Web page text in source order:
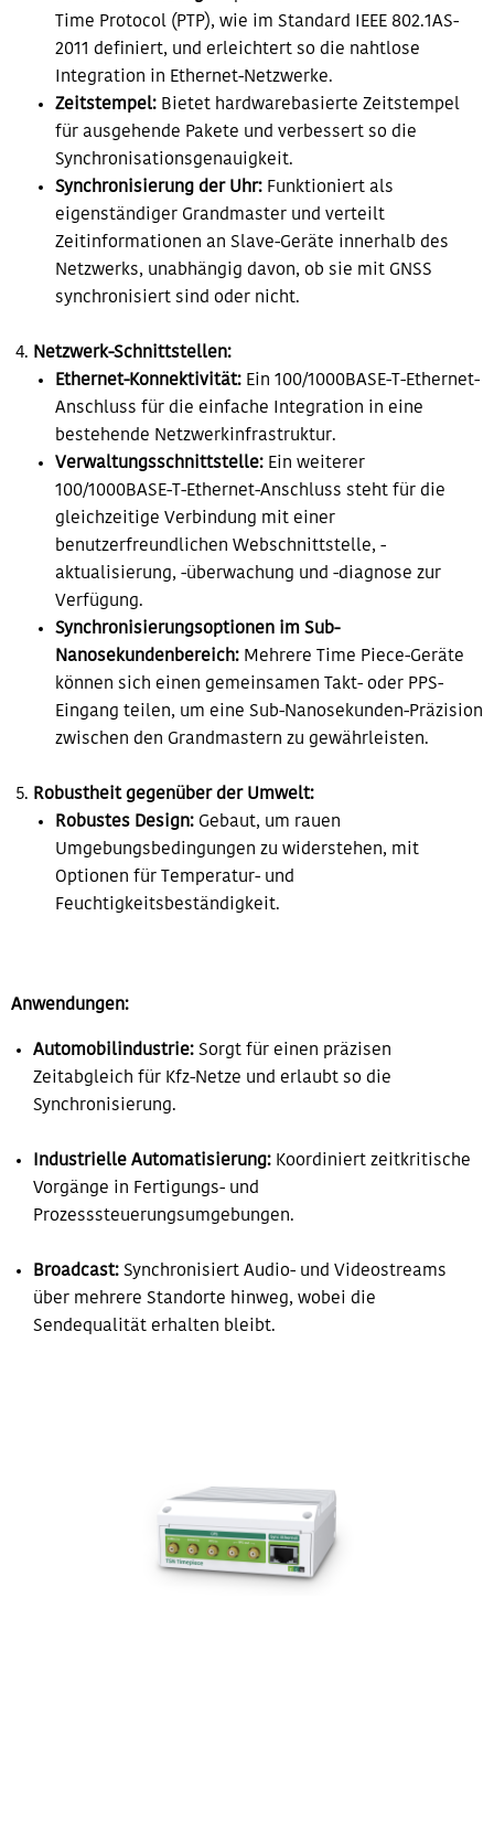
Time Protocol (PTP), wie im Standard IEEE 802.1AS-
2011 definiert, und erleichtert so die nahtlose
Integration in Ethernet-Netzwerke.
Zeitstempel: Bietet hardwarebasierte Zeitstempel
für ausgehende Pakete und verbessert so die
Synchronisationsgenauigkeit.
Synchronisierung der Uhr: Funktioniert als
eigenständiger Grandmaster und verteilt
Zeitinformationen an Slave-Geräte innerhalb des
Netzwerks, unabhängig davon, ob sie mit GNSS
synchronisiert sind oder nicht.
Netzwerk-Schnittstellen:
Ethernet-Konnektivität: Ein 100/1000BASE-T-Ethernet-
Anschluss für die einfache Integration in eine
bestehende Netzwerkinfrastruktur.
Verwaltungsschnittstelle: Ein weiterer
100/1000BASE-T-Ethernet-Anschluss steht für die
gleichzeitige Verbindung mit einer
benutzerfreundlichen Webschnittstelle, -
aktualisierung, -überwachung und -diagnose zur
Verfügung.
Synchronisierungsoptionen im Sub-
Nanosekundenbereich: Mehrere Time Piece-Geräte
können sich einen gemeinsamen Takt- oder PPS-
Eingang teilen, um eine Sub-Nanosekunden-Präzision
zwischen den Grandmastern zu gewährleisten.
Robustheit gegenüber der Umwelt:
Robustes Design: Gebaut, um rauen
Umgebungsbedingungen zu widerstehen, mit
Optionen für Temperatur- und
Feuchtigkeitsbeständigkeit.
Anwendungen:
Automobilindustrie: Sorgt für einen präzisen
Zeitabgleich für Kfz-Netze und erlaubt so die
Synchronisierung.
Industrielle Automatisierung: Koordiniert zeitkritische
Vorgänge in Fertigungs- und
Prozesssteuerungsumgebungen.
Broadcast: Synchronisiert Audio- und Videostreams
über mehrere Standorte hinweg, wobei die
Sendequalität erhalten bleibt.